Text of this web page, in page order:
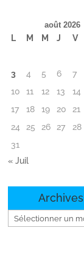
août 2026
L M M J V
3
4 5 6 7
10
11 12 13 14
17
18 19 20 21
24
25 26 27 28
31
« Juil
Archives
Archives